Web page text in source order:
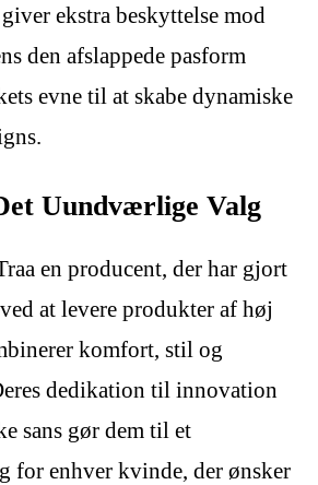
ekstra beskyttelse mod
den afslappede pasform
evne til at skabe dynamiske
Uundværlige Valg
en producent, der har gjort
at levere produkter af høj
komfort, stil og
dedikation til innovation
sans gør dem til et
for enhver kvinde, der ønsker